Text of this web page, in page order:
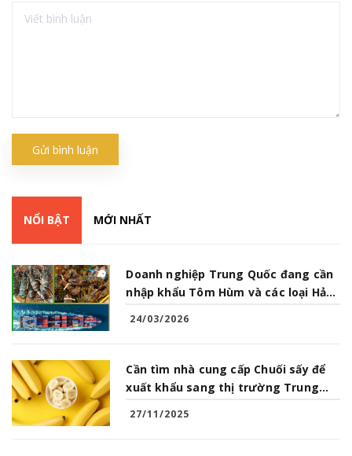
Gửi bình luận
NỔI BẬT MỚI NHẤT
Doanh nghiệp Trung Quốc đang cần
nhập khẩu Tôm Hùm và các loại Hải
24/03/2026
Cần tìm nhà cung cấp Chuối sấy để
xuất khẩu sang thị trường Trung
27/11/2025